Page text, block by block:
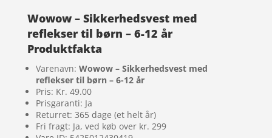
Wowow – Sikkerhedsvest med
reflekser til børn – 6-12 år
Produktfakta
Varenavn: Wowow – Sikkerhedsvest med
reflekser til børn – 6-12 år
Pris: Kr. 49.00
Prisgaranti: Ja
Returret: 365 dage (et helt år)
Fri fragt: Ja, ved køb over kr. 299